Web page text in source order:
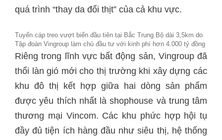
quá trình “thay da đổi thịt” của cả khu vực.
Tuyến cáp treo vượt biển đầu tiên tại Bắc Trung Bộ dài 3,5km do
Tập đoàn Vingroup làm chủ đầu tư với kinh phí hơn 4.000 tỷ đồng
Riêng trong lĩnh vực bất động sản, Vingroup đã
thổi làn gió mới cho thị trường khi xây dựng các
khu đô thị kết hợp giữa hai dòng sản phẩm
được yêu thích nhất là shophouse và trung tâm
thương mại Vincom. Các khu phức hợp hội tụ
đầy đủ tiện ích hàng đầu như siêu thị, hệ thống